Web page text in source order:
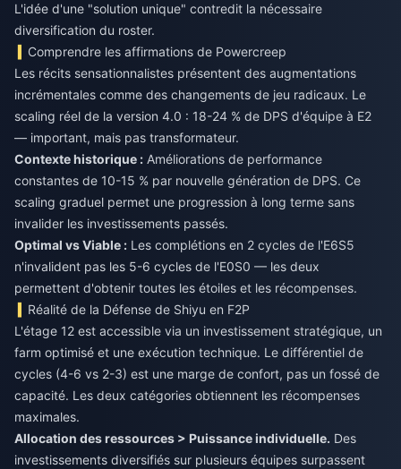
L'idée d'une "solution unique" contredit la nécessaire
diversification du roster.
Comprendre les affirmations de Powercreep
Les récits sensationnalistes présentent des augmentations
incrémentales comme des changements de jeu radicaux. Le
scaling réel de la version 4.0 : 18-24 % de DPS d'équipe à E2
— important, mais pas transformateur.
Contexte historique : Améliorations de performance
constantes de 10-15 % par nouvelle génération de DPS. Ce
scaling graduel permet une progression à long terme sans
invalider les investissements passés.
Optimal vs Viable : Les complétions en 2 cycles de l'E6S5
n'invalident pas les 5-6 cycles de l'E0S0 — les deux
permettent d'obtenir toutes les étoiles et les récompenses.
Réalité de la Défense de Shiyu en F2P
L'étage 12 est accessible via un investissement stratégique, un
farm optimisé et une exécution technique. Le différentiel de
cycles (4-6 vs 2-3) est une marge de confort, pas un fossé de
capacité. Les deux catégories obtiennent les récompenses
maximales.
Allocation des ressources > Puissance individuelle. Des
investissements diversifiés sur plusieurs équipes surpassent